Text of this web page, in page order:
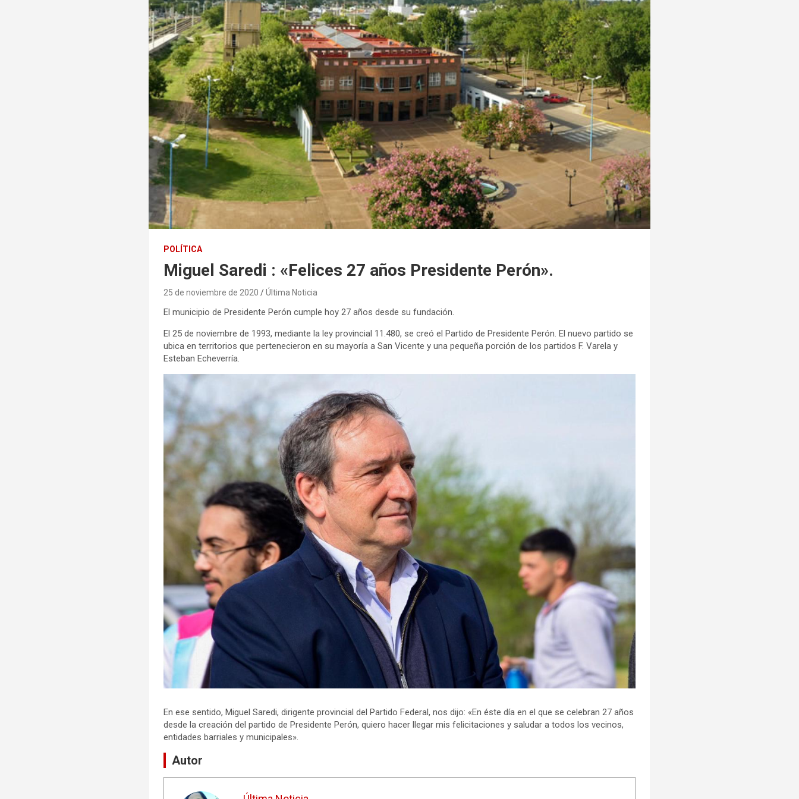
POLÍTICA
Miguel Saredi : «Felices 27 años Presidente Perón».
25 de noviembre de 2020 Última Noticia
El municipio de Presidente Perón cumple hoy 27 años desde su fundación.
El 25 de noviembre de 1993, mediante la ley provincial 11.480, se creó el Partido de Presidente Perón. El nuevo partido se
ubica en territorios que pertenecieron en su mayoría a San Vicente y una pequeña porción de los partidos F. Varela y
Esteban Echeverría.
En ese sentido, Miguel Saredi, dirigente provincial del Partido Federal, nos dijo: «En éste día en el que se celebran 27 años
desde la creación del partido de Presidente Perón, quiero hacer llegar mis felicitaciones y saludar a todos los vecinos,
entidades barriales y municipales».
Autor